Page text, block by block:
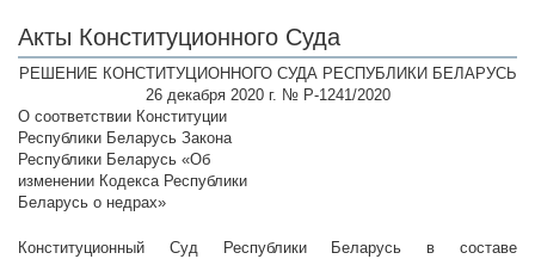
Акты Конституционного Суда
РЕШЕНИЕ КОНСТИТУЦИОННОГО СУДА РЕСПУБЛИКИ БЕЛАРУСЬ
26 декабря 2020 г. № Р-1241/2020
О соответствии Конституции
Республики Беларусь Закона
Республики Беларусь «Об
изменении Кодекса Республики
Беларусь о недрах»
Конституционный Суд Республики Беларусь в составе